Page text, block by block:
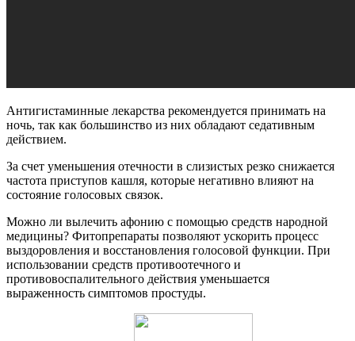
Антигистаминные лекарства рекомендуется принимать на
ночь, так как большинство из них обладают седативным
действием.
За счет уменьшения отечности в слизистых резко снижается
частота приступов кашля, которые негативно влияют на
состояние голосовых связок.
Можно ли вылечить афонию с помощью средств народной
медицины? Фитопрепараты позволяют ускорить процесс
выздоровления и восстановления голосовой функции. При
использовании средств противоотечного и
противовоспалительного действия уменьшается
выраженность симптомов простуды.